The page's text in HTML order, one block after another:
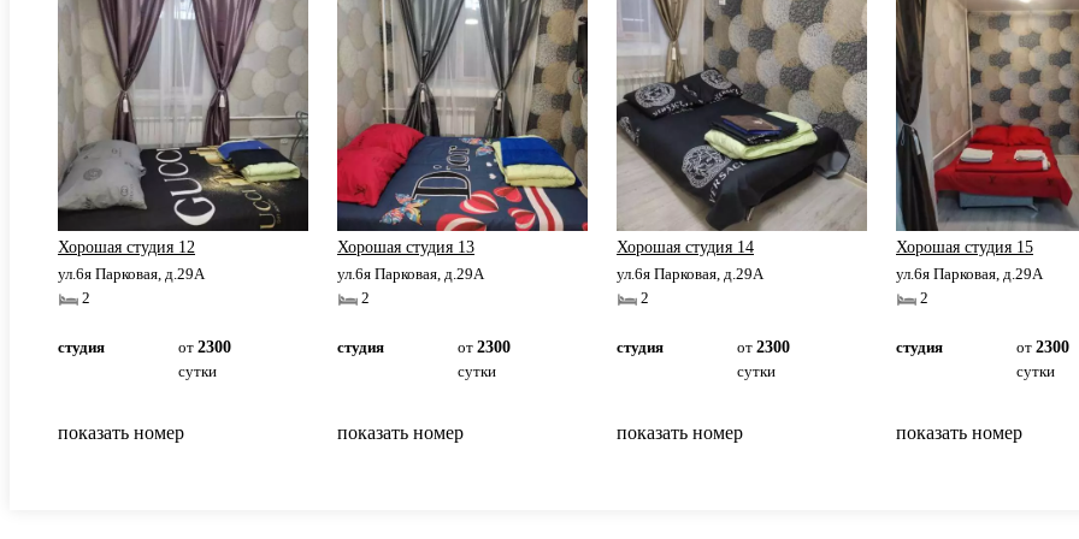
Хорошая студия 12
ул.6я Парковая, д.29А
2
студия от 2300
сутки
показать номер
Хорошая студия 13
ул.6я Парковая, д.29А
2
студия от 2300
сутки
показать номер
Хорошая студия 14
ул.6я Парковая, д.29А
2
студия от 2300
сутки
показать номер
Хорошая студия 15
ул.6я Парковая, д.29А
2
студия от 2300
сутки
показать номер